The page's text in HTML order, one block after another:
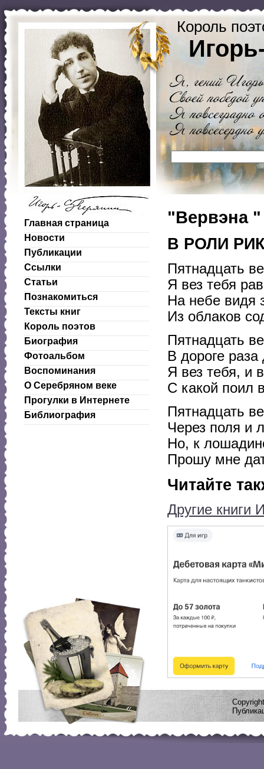
Король
Главная страница
Новости
Публикации
Ссылки
Статьи
Познакомиться
Тексты книг
Король поэтов
Биография
Фотоальбом
Воспоминания
О Серебряном веке
Прогулки в Интернете
Библиография
"Вервэна "
В РОЛИ
Пятнадцать
Я вез тебя
На небе видя
Из облаков
Пятнадцать
В дороге
Я вез тебя, и
С какой поил
Пятнадцать
Через поля и
Но, к
Прошу мне
Читайте
Другие книги